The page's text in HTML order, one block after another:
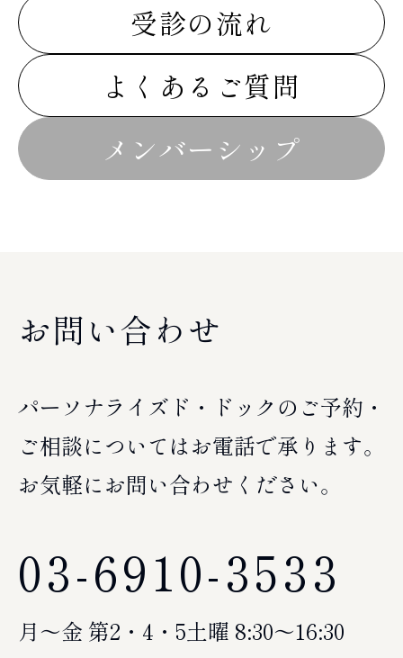
受診の流れ
よくあるご質問
メンバーシップ
お問い合わせ
パーソナライズド・ドックのご予約・
ご相談についてはお電話で承ります。
お気軽にお問い合わせください。
03-6910-3533
月～金 第2・4・5土曜 8:30～16:30